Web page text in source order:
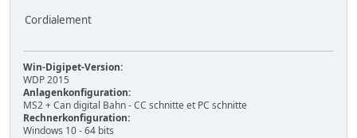
Cordialement
Win-Digipet-Version:
WDP 2015
Anlagenkonfiguration:
MS2 + Can digital Bahn - CC schnitte et PC schnitte
Rechnerkonfiguration:
Windows 10 - 64 bits